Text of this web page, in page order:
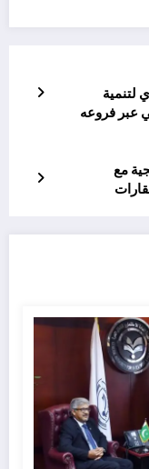
لتنمية
عبر فروعه
مع